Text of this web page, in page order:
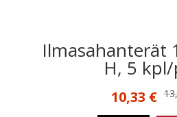
Ilmasahanterät
H, 5
10,33 €